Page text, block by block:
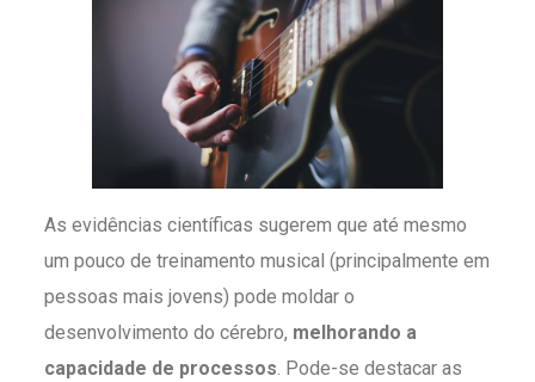
As evidências científicas sugerem que até mesmo
um pouco de treinamento musical (principalmente em
pessoas mais jovens) pode moldar o
desenvolvimento do cérebro, melhorando a
capacidade de processos. Pode-se destacar as